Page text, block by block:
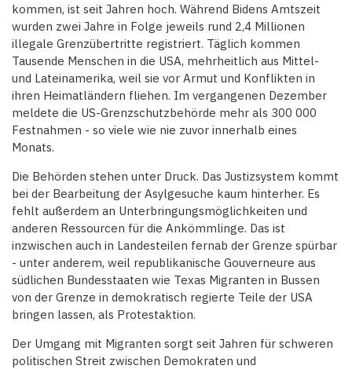
kommen, ist seit Jahren hoch. Während Bidens Amtszeit
wurden zwei Jahre in Folge jeweils rund 2,4 Millionen
illegale Grenzübertritte registriert. Täglich kommen
Tausende Menschen in die USA, mehrheitlich aus Mittel-
und Lateinamerika, weil sie vor Armut und Konflikten in
ihren Heimatländern fliehen. Im vergangenen Dezember
meldete die US-Grenzschutzbehörde mehr als 300 000
Festnahmen - so viele wie nie zuvor innerhalb eines
Monats.
Die Behörden stehen unter Druck. Das Justizsystem kommt
bei der Bearbeitung der Asylgesuche kaum hinterher. Es
fehlt außerdem an Unterbringungsmöglichkeiten und
anderen Ressourcen für die Ankömmlinge. Das ist
inzwischen auch in Landesteilen fernab der Grenze spürbar
- unter anderem, weil republikanische Gouverneure aus
südlichen Bundesstaaten wie Texas Migranten in Bussen
von der Grenze in demokratisch regierte Teile der USA
bringen lassen, als Protestaktion.
Der Umgang mit Migranten sorgt seit Jahren für schweren
politischen Streit zwischen Demokraten und